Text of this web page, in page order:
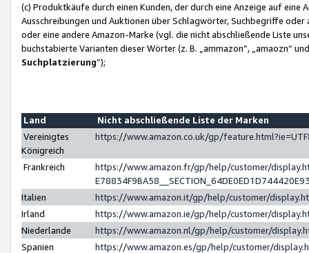
(c) Produktkäufe durch einen Kunden, der durch eine Anzeige auf
Ausschreibungen und Auktionen über Schlagwörter, Suchbegriffe
oder eine andere Amazon-Marke (vgl. die nicht abschließende Liste
buchstabierte Varianten dieser Wörter (z. B. „ammazon“, „amaozn“
Suchplatzierung”);
Land
Nicht abschließende Liste der Marken
Vereinigtes
Königreich
https://www.amazon.co.uk/gp/
Frankreich
https://www.amazon.fr/gp/help/customer/
Italien
https://www.amazon.it/gp/help/customer/
Irland
https://www.amazon.ie/gp/help/customer/
Niederlande
https://www.amazon.nl/gp/help/customer/
Spanien
https://www.amazon.es/gp/help/customer/